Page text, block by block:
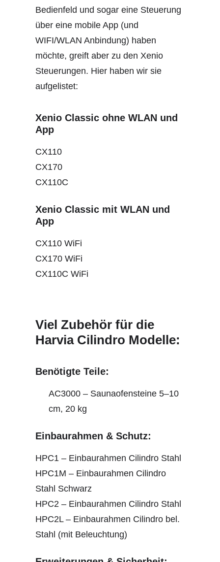
Bedienfeld und sogar eine Steuerung
über eine mobile App (und
WIFI/WLAN Anbindung) haben
möchte, greift aber zu den Xenio
Steuerungen. Hier haben wir sie
aufgelistet:
Xenio Classic ohne WLAN und
App
CX110
CX170
CX110C
Xenio Classic mit WLAN und
App
CX110 WiFi
CX170 WiFi
CX110C WiFi
Viel Zubehör für die
Harvia Cilindro Modelle:
Benötigte Teile:
AC3000 – Saunaofensteine 5–10
cm, 20 kg
Einbaurahmen & Schutz:
HPC1 – Einbaurahmen Cilindro Stahl
HPC1M – Einbaurahmen Cilindro
Stahl Schwarz
HPC2 – Einbaurahmen Cilindro Stahl
HPC2L – Einbaurahmen Cilindro bel.
Stahl (mit Beleuchtung)